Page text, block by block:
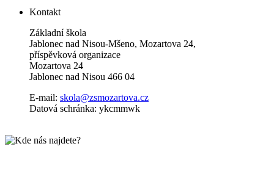
Kontakt
Základní škola
Jablonec nad Nisou-Mšeno, Mozartova 24,
příspěvková organizace
Mozartova 24
Jablonec nad Nisou 466 04
E-mail: skola@zsmozartova.cz
Datová schránka: ykcmmwk